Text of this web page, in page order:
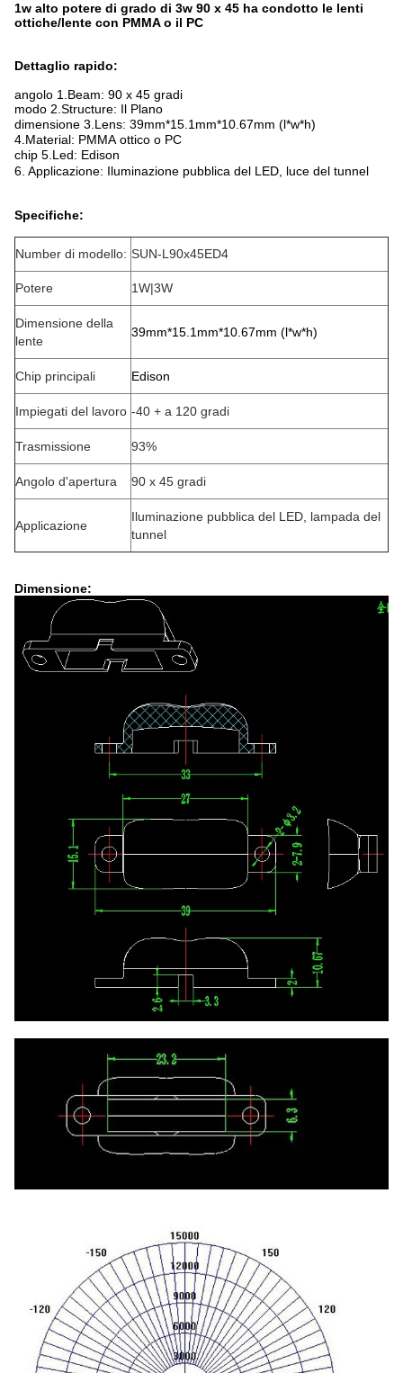
1w alto potere di grado di 3w 90 x 45 ha condotto le lenti
ottiche/lente con PMMA o il PC
Dettaglio rapido:
angolo 1.Beam: 90 x 45 gradi
modo 2.Structure: Il Plano
dimensione 3.Lens: 39mm*15.1mm*10.67mm (l*w*h)
4.Material: PMMA ottico o PC
chip 5.Led: Edison
6. Applicazione: Iluminazione pubblica del LED, luce del tunnel
Specifiche:
Number di modello: SUN-L90x45ED4
Potere 1W|3W
Dimensione della
lente
39mm*15.1mm*10.67mm (l*w*h)
Chip principali Edison
Impiegati del lavoro -40 + a 120 gradi
Trasmissione 93%
Angolo d'apertura 90 x 45 gradi
Applicazione
Iluminazione pubblica del LED, lampada del
tunnel
Dimensione: